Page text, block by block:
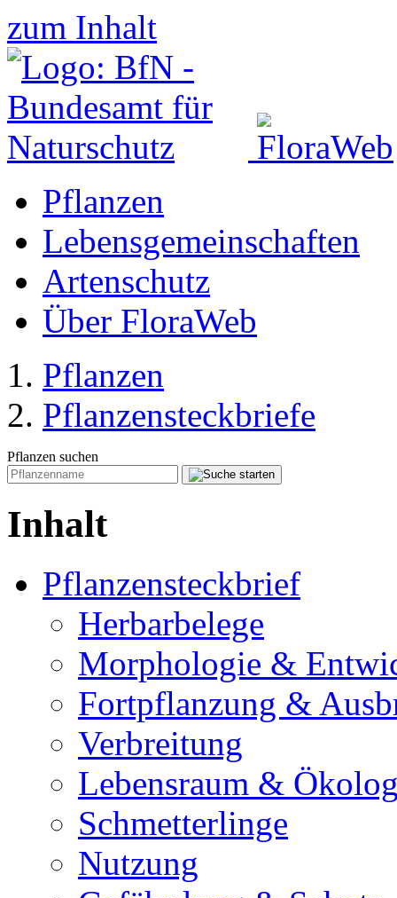
zum Inhalt
Pflanzen
Lebensgemeinschaften
Artenschutz
Über FloraWeb
Pflanzen
Pflanzensteckbriefe
Pflanzen suchen
Inhalt
Pflanzensteckbrief
Herbarbelege
Morphologie &
Fortpflanzung &
Verbreitung
Lebensraum &
Schmetterlinge
Nutzung